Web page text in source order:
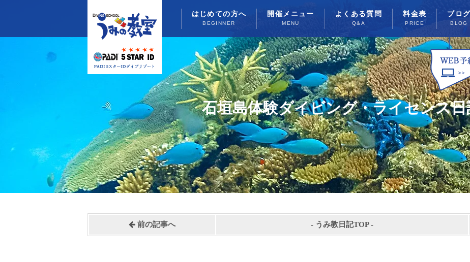
はじめての方へ
BEGINNER
開催メニュー
MENU
よくある質問
Q&A
料金表
PRICE
ブログ
BLOG
石垣島体験ダイビング・ライセンス日
前の記事へ - うみ教日記TOP-